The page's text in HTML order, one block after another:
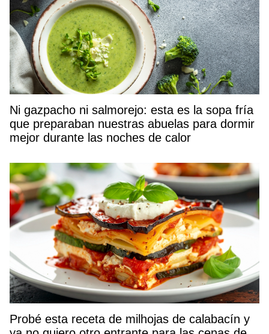
Ni gazpacho ni salmorejo: esta es la sopa fría
que preparaban nuestras abuelas para dormir
mejor durante las noches de calor
Probé esta receta de milhojas de calabacín y